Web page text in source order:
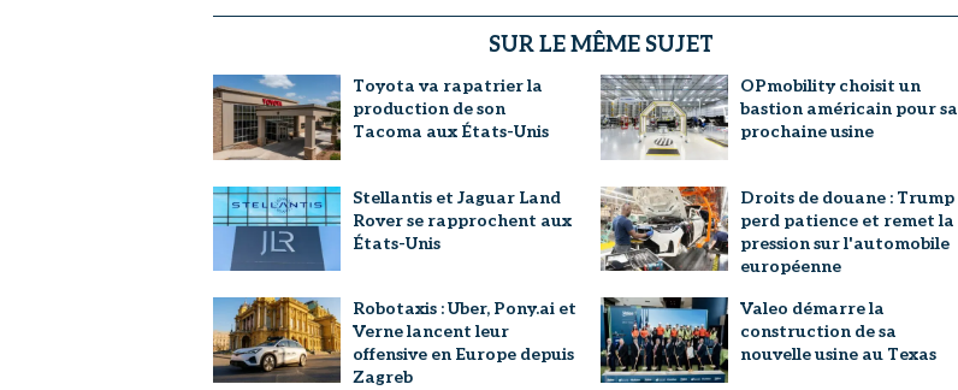
SUR LE MÊME SUJET
Toyota va rapatrier la
production de son
Tacoma aux États-Unis
OPmobility choisit un
bastion américain pour sa
prochaine usine
Stellantis et Jaguar Land
Rover se rapprochent aux
États-Unis
Droits de douane : Trump
perd patience et remet la
pression sur l'automobile
européenne
Robotaxis : Uber, Pony.ai et
Verne lancent leur
offensive en Europe depuis
Zagreb
Valeo démarre la
construction de sa
nouvelle usine au Texas